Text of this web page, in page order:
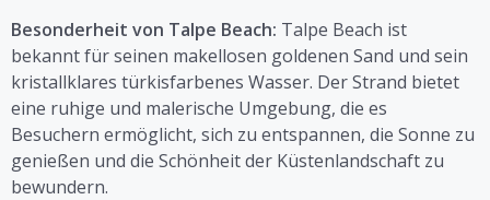
Besonderheit von Talpe Beach: Talpe Beach ist
bekannt für seinen makellosen goldenen Sand und sein
kristallklares türkisfarbenes Wasser. Der Strand bietet
eine ruhige und malerische Umgebung, die es
Besuchern ermöglicht, sich zu entspannen, die Sonne zu
genießen und die Schönheit der Küstenlandschaft zu
bewundern.